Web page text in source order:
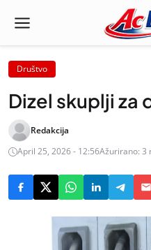
Društvo
Dizel skuplji za
Redakcija
April 25, 2026 - 12:56Ažurirano: 3